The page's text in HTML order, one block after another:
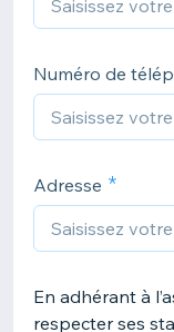
Numéro de
Adresse
En adhérant à
respecter ses